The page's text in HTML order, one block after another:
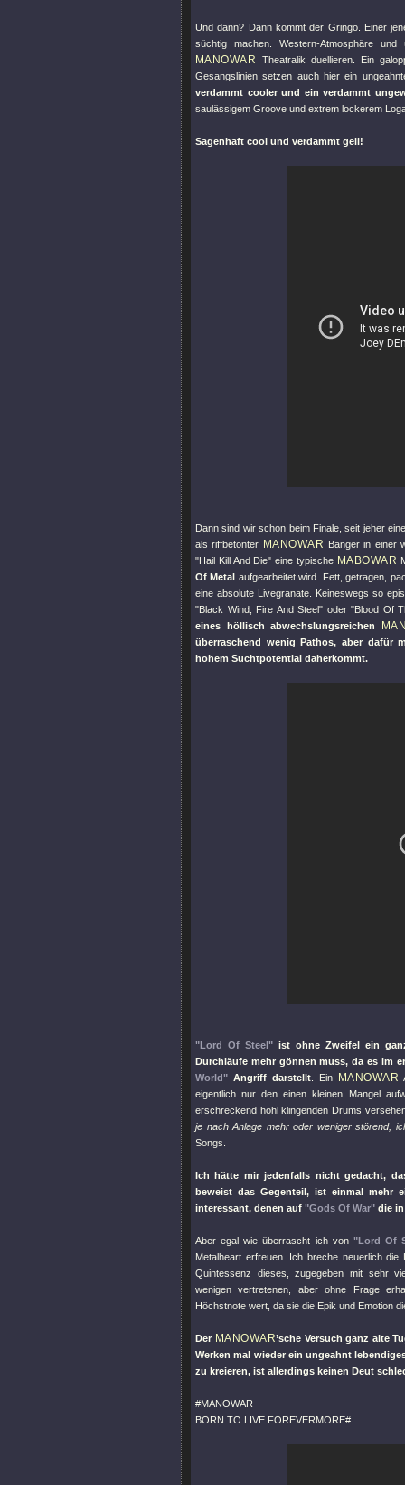
Und dann? Dann kommt der Gringo. Einer
süchtig machen. Western-Atmosphäre
MANOWAR
Theatralik duellieren. Ein
Gesangslinien setzen auch hier ein
verdammt cooler und ein verdammt
saulässigem Groove und extrem lockerem
Sagenhaft cool und verdammt geil!
Dann sind wir schon beim Finale, seit jeher
als riffbetonter MANOWAR Banger in einer
"Hail Kill And Die" eine typische MABOWAR
Of Metal aufgearbeitet wird. Fett, getragen,
eine absolute Livegranate. Keineswegs so
"Black Wind, Fire And Steel" oder"Blood Of
eines höllisch abwechslungsreichen
überraschend wenig Pathos, aber dafür
hohem Suchtpotential daherkommt.
"Lord Of Steel" ist ohne Zweifel ein
Durchläufe mehr gönnen muss, da es im
World" Angriff darstellt. Ein MANOWAR
eigentlich nur den einen kleinen Mangel
erschreckend hohl klingenden Drums
je nach Anlage mehr oder weniger störend,
Songs.
Ich hätte mir jedenfalls nicht gedacht,
beweist das Gegenteil, ist einmal mehr
interessant, denen auf "Gods Of War" die
Aber egal wie überrascht ich von "Lord Of
Metalheart erfreuen. Ich breche neuerlich
Quintessenz dieses, zugegeben mit sehr
wenigen vertretenen, aber ohne Frage
Höchstnote wert, da sie die Epik und Emotion
Der MANOWAR’sche Versuch ganz alte
Werken mal wieder ein ungeahnt
zu kreieren, ist allerdings keinen Deut
#MANOWAR
BORN TO LIVE FOREVERMORE#